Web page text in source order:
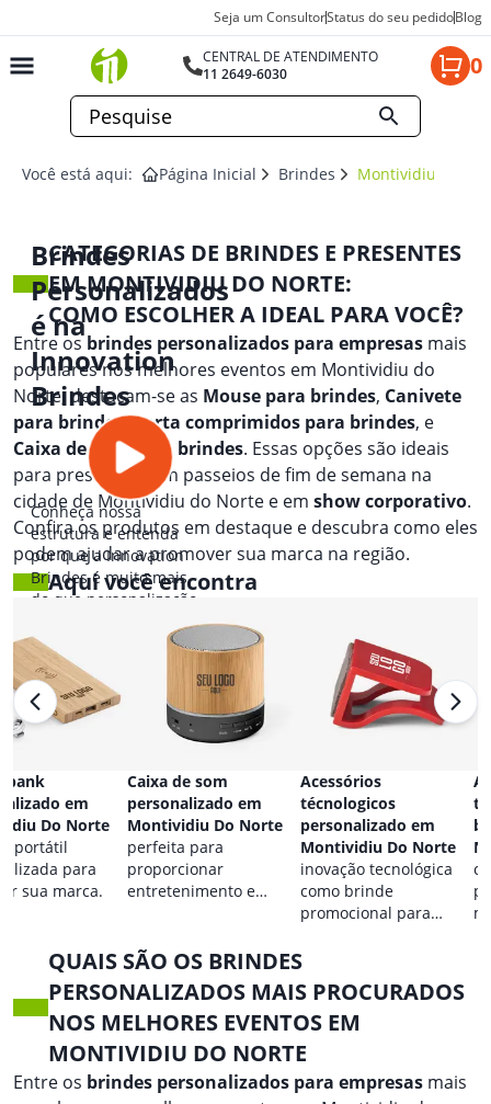
Seja um ConsultorStatus do seu pedidoBlog
CENTRAL DE ATENDIMENTO
11 2649-6030
0
Você está aqui: Página Inicial Brindes Montividiu Do
Brindes
Personalizados
é na
Innovation
Brindes
Conheça nossa
estrutura e entenda
por que a Innovation
Brindes é muito mais
do que personalização.
CATEGORIAS DE BRINDES E PRESENTES
EM MONTIVIDIU DO NORTE:
COMO ESCOLHER A IDEAL PARA VOCÊ?
Entre osbrindes personalizados para empresas mais
populares nos melhores eventos em Montividiu do
Norte, destacam-se as Mouse para brindes, Canivete
para brindes,Porta comprimidos para brindes, e
Caixa de som para brindes. Essas opções são ideais
para presentear em passeios de fim de semana na
cidade de Montividiu do Norte e em show corporativo.
Confira os produtos em destaque e descubra como eles
podem ajudar a promover sua marca na região.
Aqui você encontra
bank
em
Do Norte
portátil
para
sua marca.
Caixa de som
personalizado em
Montividiu Do Norte
perfeita para
proporcionar
entretenimento e
Acessórios
técnologicos
personalizado em
Montividiu Do Norte
inovação tecnológica
como brinde
promocional para
QUAIS SÃO OS BRINDES
PERSONALIZADOS MAIS PROCURADOS
NOS MELHORES EVENTOS EM
MONTIVIDIU DO NORTE
Entre os brindes personalizados para empresas mais